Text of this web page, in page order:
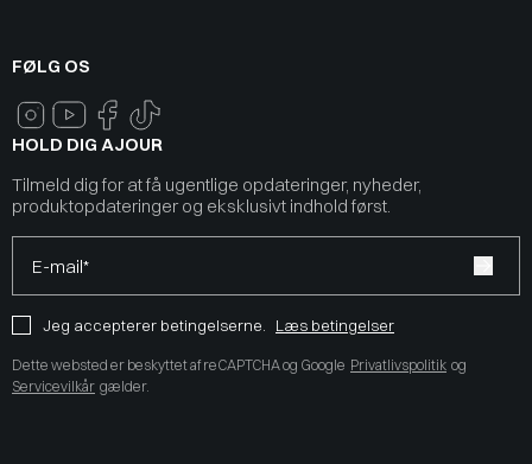
FØLG OS
HOLD DIG AJOUR
Tilmeld dig for at få ugentlige opdateringer, nyheder,
produktopdateringer og eksklusivt indhold først.
E-mail*
Jeg accepterer betingelserne. Læs betingelser
Dette websted er beskyttet af reCAPTCHA og Google Privatlivspolitik og
Servicevilkår gælder.